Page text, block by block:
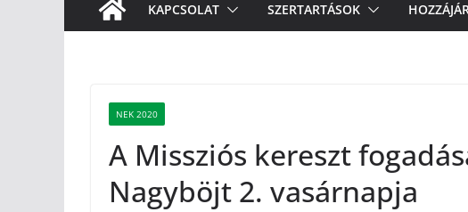
KAPCSOLAT SZERTARTÁSOK
NEK 2020
A Missziós kereszt
Nagyböjt 2. vasárnapja